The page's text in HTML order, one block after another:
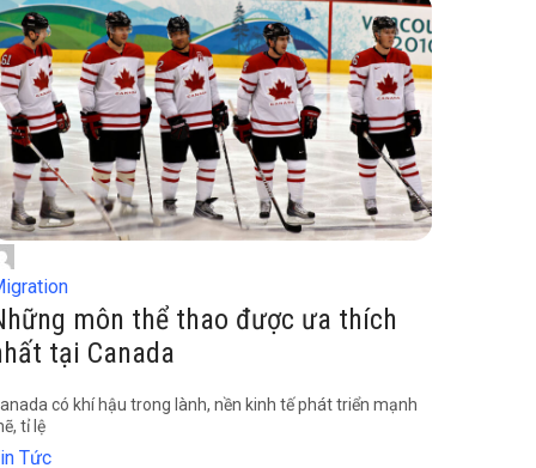
môn thể thao được ưa thích
tại Canada
có khí hậu trong lành, nền kinh tế phát triển mạnh
tỉ lệ
Tức